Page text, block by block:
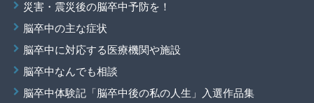
災害・震災後の脳卒中予防を！
脳卒中の主な症状
脳卒中に対応する医療機関や施設
脳卒中なんでも相談
脳卒中体験記「脳卒中後の私の人生」入選作品集